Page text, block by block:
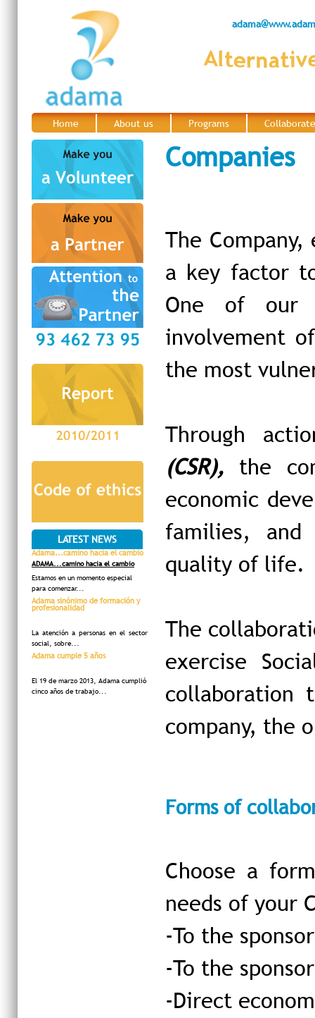
Home About us Programs
Companies
The
a key factor
One of our
involvement
the most
Through
(CSR), the
economic
families,
quality of life.
The
exercise
collaboration
company, the
Forms of
Choose a
needs of your
-To the
-To the
-Direct
LATEST NEWS
Adama...camino hacia el cambio
ADAMA...camino hacia el cambio
Estamos en un momento especial
para comenzar...
Adama sinónimo de formación y
profesionalidad
La atención a personas en el sector
social, sobre...
Adama cumple 5 años
El 19 de marzo 2013, Adama cumplió
cinco años de trabajo...